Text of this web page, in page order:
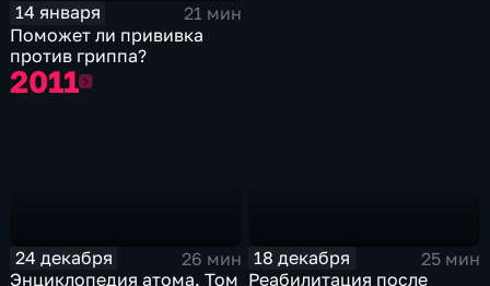
14 января
21 мин
Поможет ли прививка
против гриппа?
20112011
24 декабря
26 мин
Энциклопедия атома. Том
18 декабря
25 мин
Реабилитация после